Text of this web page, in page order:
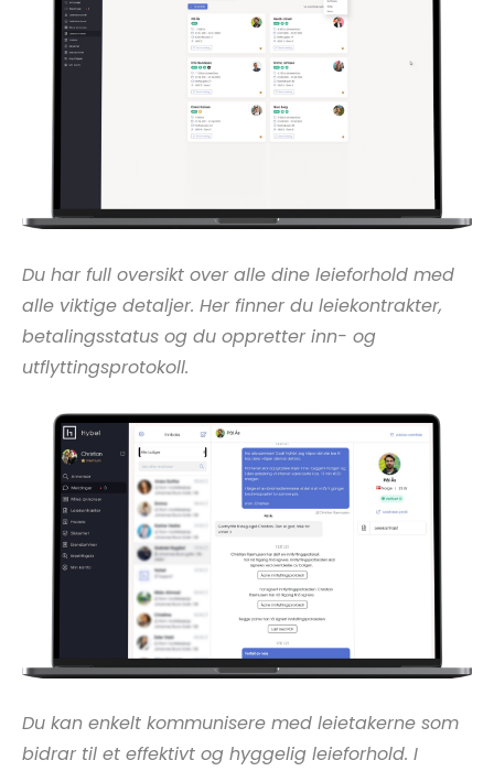
Du har full oversikt over alle dine leieforhold med
alle viktige detaljer. Her finner du leiekontrakter,
betalingsstatus og du oppretter inn- og
utflyttingsprotokoll.
Du kan enkelt kommunisere med leietakerne som
bidrar til et effektivt og hyggelig leieforhold. I